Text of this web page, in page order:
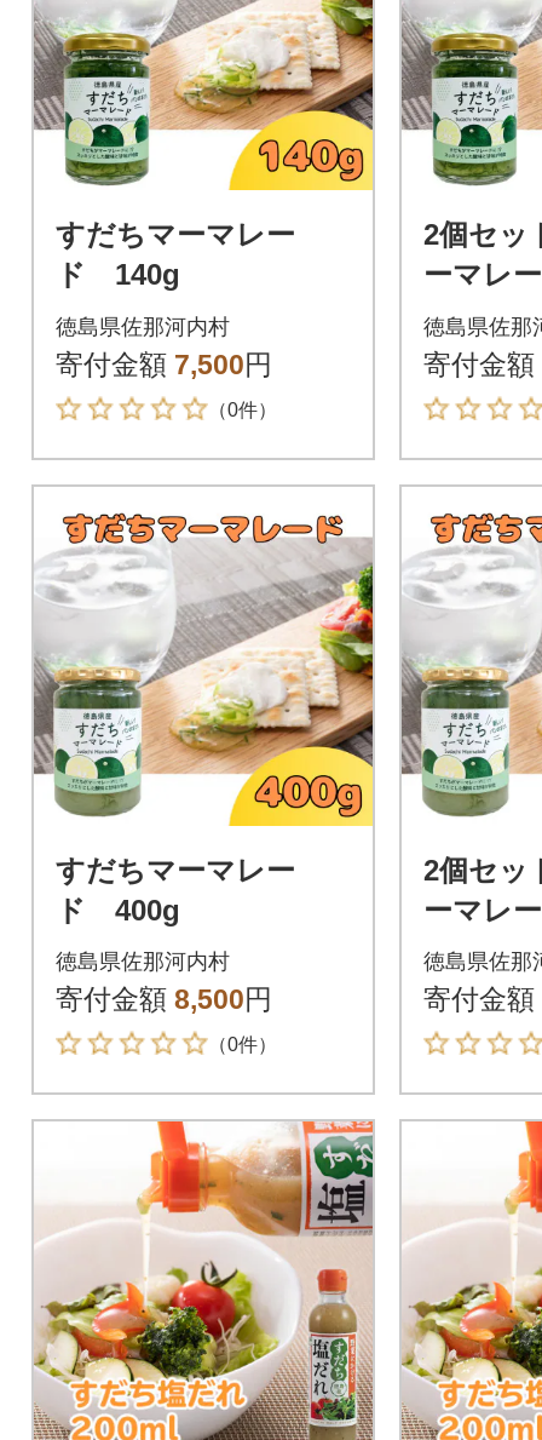
すだちマーマレー
ド 140g
徳島県佐那河内村
寄付金額 7,500円
（0件）
2個セ
ーマレ
徳島県佐那
寄付金額
すだちマーマレー
ド 400g
徳島県佐那河内村
寄付金額 8,500円
（0件）
2個セ
ーマレ
徳島県佐那
寄付金額